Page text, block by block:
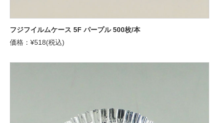
フジフイルムケース 5F パープル 500枚/本
価格：¥518(税込)